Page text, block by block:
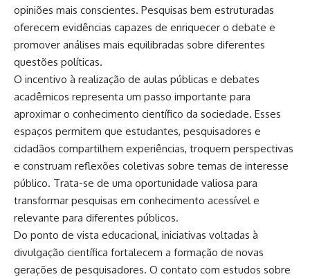
opiniões mais conscientes. Pesquisas bem estruturadas
oferecem evidências capazes de enriquecer o debate e
promover análises mais equilibradas sobre diferentes
questões políticas.
O incentivo à realização de aulas públicas e debates
acadêmicos representa um passo importante para
aproximar o conhecimento científico da sociedade. Esses
espaços permitem que estudantes, pesquisadores e
cidadãos compartilhem experiências, troquem perspectivas
e construam reflexões coletivas sobre temas de interesse
público. Trata-se de uma oportunidade valiosa para
transformar pesquisas em conhecimento acessível e
relevante para diferentes públicos.
Do ponto de vista educacional, iniciativas voltadas à
divulgação científica fortalecem a formação de novas
gerações de pesquisadores. O contato com estudos sobre